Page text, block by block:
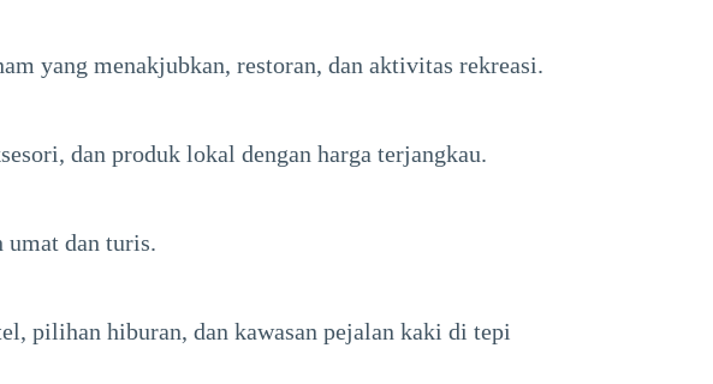
yang menakjubkan, restoran, dan aktivitas rekreasi.
dan produk lokal dengan harga terjangkau.
umat dan turis.
pilihan hiburan, dan kawasan pejalan kaki di tepi